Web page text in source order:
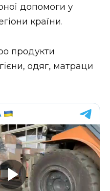
УКРАЇНИ
допомоги у
країни.
продукти
одяг, матраци